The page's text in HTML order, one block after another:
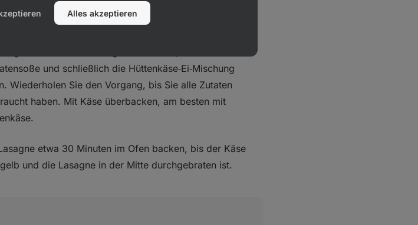
und schließlich die Hüttenkäse‑Ei‑Mischung
Wiederholen Sie den Vorgang, bis Sie alle Zutaten
haben. Mit Käse überbacken, am besten mit
etwa 30 Minuten im Ofen backen, bis der Käse
und die Lasagne in der Mitte durchgebraten ist.
Alles akzeptieren